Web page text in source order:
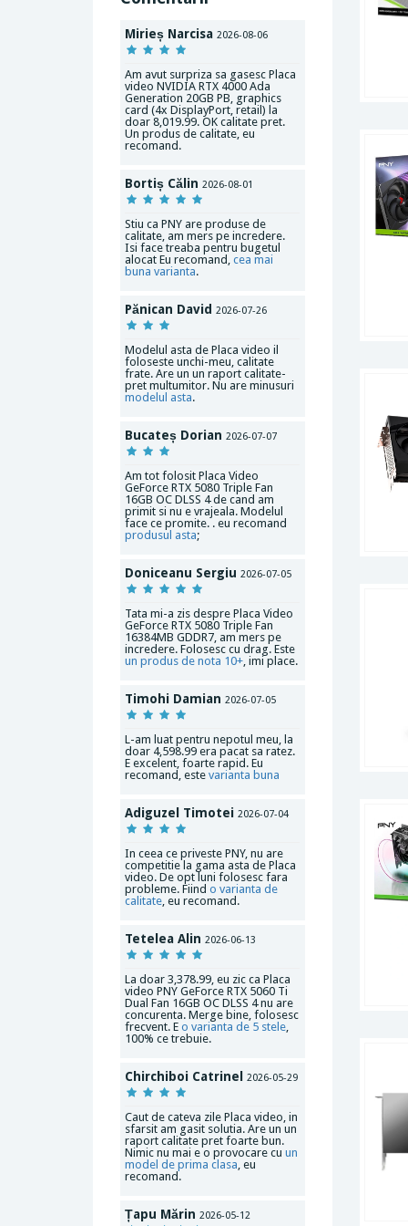
Mirieș Narcisa 2026-08-06
Am avut surpriza sa gasesc Placa
video NVIDIA RTX 4000 Ada
Generation 20GB PB, graphics
card (4x DisplayPort, retail) la
doar 8,019.99. OK calitate pret.
Un produs de calitate, eu
recomand.
Bortiș Călin 2026-08-01
Stiu ca PNY are produse de
calitate, am mers pe incredere.
Isi face treaba pentru bugetul
alocat Eu recomand, cea mai
buna varianta.
Pănican David 2026-07-26
Modelul asta de Placa video il
foloseste unchi-meu, calitate
frate. Are un un raport calitate-
pret multumitor. Nu are minusuri
modelul asta.
Bucateș Dorian 2026-07-07
Am tot folosit Placa Video
GeForce RTX 5080 Triple Fan
16GB OC DLSS 4 de cand am
primit si nu e vrajeala. Modelul
face ce promite. . eu recomand
produsul asta;
Doniceanu Sergiu 2026-07-05
Tata mi-a zis despre Placa Video
GeForce RTX 5080 Triple Fan
16384MB GDDR7, am mers pe
incredere. Folosesc cu drag. Este
un produs de nota 10+, imi place.
Timohi Damian 2026-07-05
L-am luat pentru nepotul meu, la
doar 4,598.99 era pacat sa ratez.
E excelent, foarte rapid. Eu
recomand, este varianta buna
Adiguzel Timotei 2026-07-04
In ceea ce priveste PNY, nu are
competitie la gama asta de Placa
video. De opt luni folosesc fara
probleme. Fiind o varianta de
calitate, eu recomand.
Tetelea Alin 2026-06-13
La doar 3,378.99, eu zic ca Placa
video PNY GeForce RTX 5060 Ti
Dual Fan 16GB OC DLSS 4 nu are
concurenta. Merge bine, folosesc
frecvent. E o varianta de 5 stele,
100% ce trebuie.
Chirchiboi Catrinel 2026-05-29
Caut de cateva zile Placa video, in
sfarsit am gasit solutia. Are un un
raport calitate pret foarte bun.
Nimic nu mai e o provocare cu un
model de prima clasa, eu
recomand.
Țapu Mărin 2026-05-12